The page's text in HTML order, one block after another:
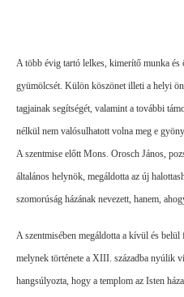
A több évig tartó lelkes, kimerítő munka és
gyümölcsét. Külön köszönet illeti a helyi
tagjainak segítségét, valamint a további
nélkül nem valósulhatott volna meg e
A szentmise előtt Mons. Orosch János,
általános helynök, megáldotta az új
szomorúság házának nevezett, hanem,
A szentmisében megáldotta a kívül és
melynek története a XIII. századba nyúlik
hangsúlyozta, hogy a templom az Isten